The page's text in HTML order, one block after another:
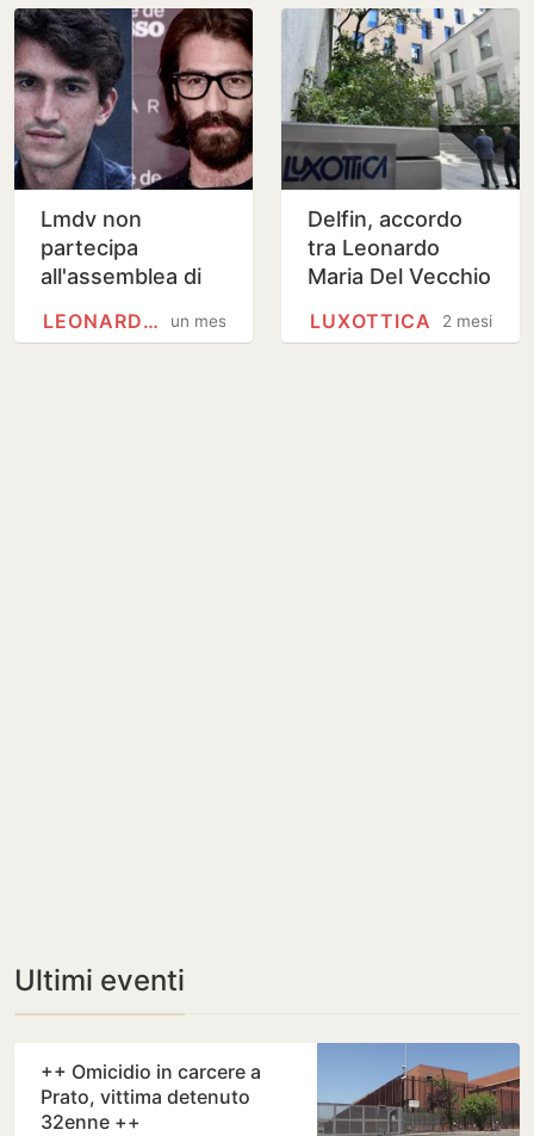
Lmdv non
partecipa
all'assemblea di
irrisolte
un mese
LEONARDO DA VINCI
Delfin, accordo
tra Leonardo
Maria Del Vecchio
2 mesi
LUXOTTICA
Ultimi eventi
++ Omicidio in carcere a
Prato, vittima detenuto
32enne ++